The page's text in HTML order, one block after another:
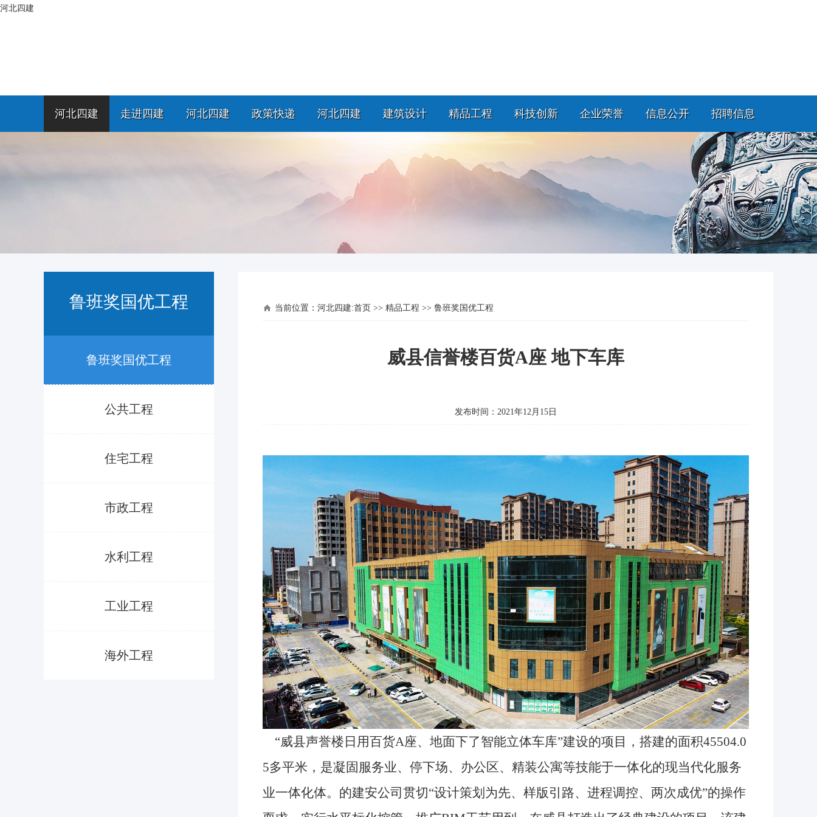
河北四建
河北四建 走进四建 河北四建 政策快递 河北四建 建筑设计 精品工程 科技创新 企业荣誉 信息公开 招聘信息
鲁班奖国优工程
鲁班奖国优工程
公共工程
住宅工程
市政工程
水利工程
工业工程
海外工程
当前位置： 河北四建:首页 >> 精品工程 >> 鲁班奖国优工程
威县信誉楼百货A座 地下车库
发布时间：2021年12月15日
“威县声誉楼日用百货A座、地面下了智能立体车库”建设的项目，搭建的面积45504.0
5多平米，是凝固服务业、停下场、办公区、精装公寓等技能于一体化的现当代化服务
业一体化体。的建安公司贯切“设计策划为先、样版引路、进程调控、两次成优”的操作